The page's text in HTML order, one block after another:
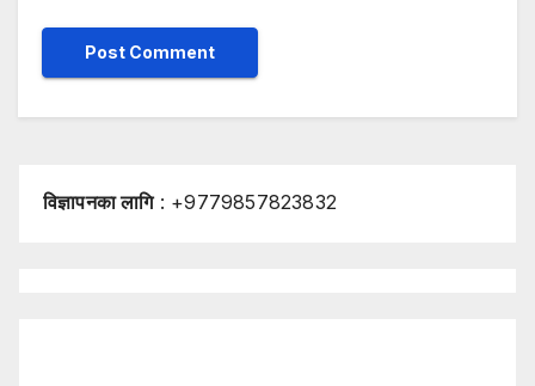
विज्ञापनका लागि: +9779857823832